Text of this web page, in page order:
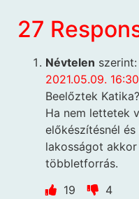
27
Névtelen szerint:
2021.05.09. 16:30
Beelőztek Katika?
Ha nem lettetek
előkészítésnél
lakosságot
többletforrás.
19
4